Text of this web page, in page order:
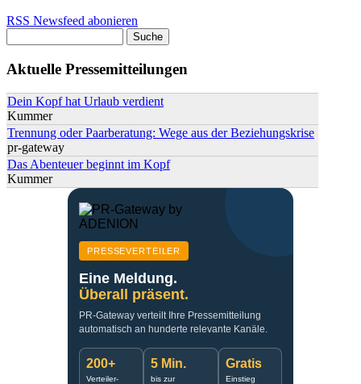
RSS Newsfeed abonieren
Aktuelle Pressemitteilungen
Dein Kopf hat Urlaub verdient
Kummer
Trennung oder Paarberatung: Wege aus der Beziehungskrise
pr-gateway
Das Abenteuer beginnt im Kopf
Kummer
PRESSEVERTEILER
Eine Meldung.
Überall präsent.
PR-Gateway verteilt Ihre Pressemitteilung
automatisch an hunderte relevante Kanäle.
200+
Verteiler-
5 Min.
bis zur
Gratis
Einstieg